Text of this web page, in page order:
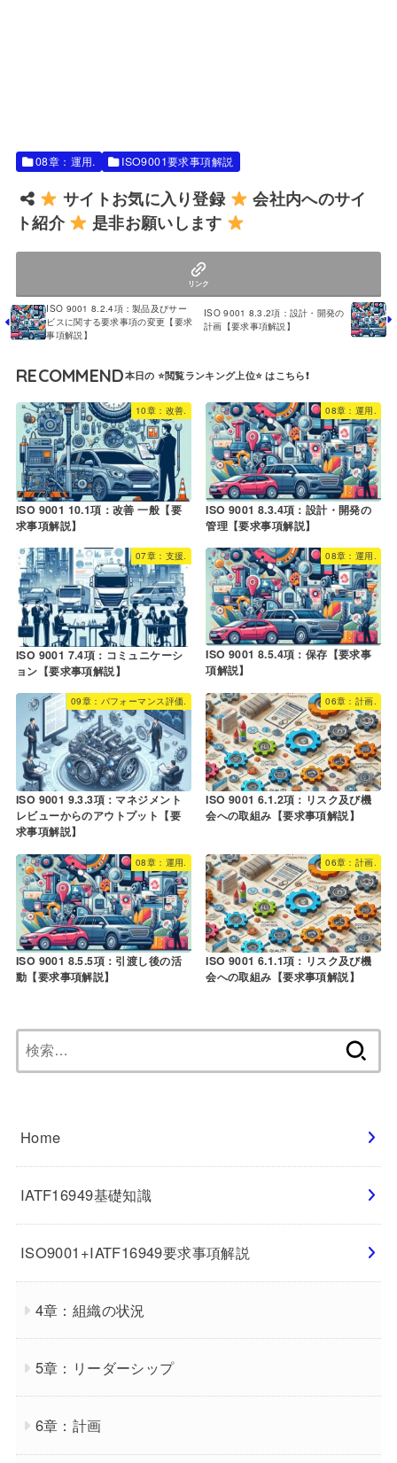
08章：運用. ISO9001要求事項解説
サイトお気に入り登録
会社内へのサイ
ト紹介
是非お願いします
リンク
ISO 9001 8.2.4項：製品及びサー
ビスに関する要求事項の変更【要求
事項解説】
ISO 9001 8.3.2項：設計・開発の
計画【要求事項解説】
RECOMMEND
10章：改善.
ISO 9001 10.1項：改善 一般【要
求事項解説】
08章：運用.
ISO 9001 8.3.4項：設計・開発の
管理【要求事項解説】
07章：支援.
ISO 9001 7.4項：コミュニケーシ
ョン【要求事項解説】
08章：運用.
ISO 9001 8.5.4項：保存【要求事
項解説】
09章：パフォーマンス評価.
ISO 9001 9.3.3項：マネジメント
レビューからのアウトプット【要
求事項解説】
06章：計画.
ISO 9001 6.1.2項：リスク及び機
会への取組み【要求事項解説】
08章：運用.
ISO 9001 8.5.5項：引渡し後の活
動【要求事項解説】
06章：計画.
ISO 9001 6.1.1項：リスク及び機
会への取組み【要求事項解説】
索:
Home
IATF16949基礎知識
ISO9001+IATF16949要求事項解説
4章：組織の状況
5章：リーダーシップ
6章：計画